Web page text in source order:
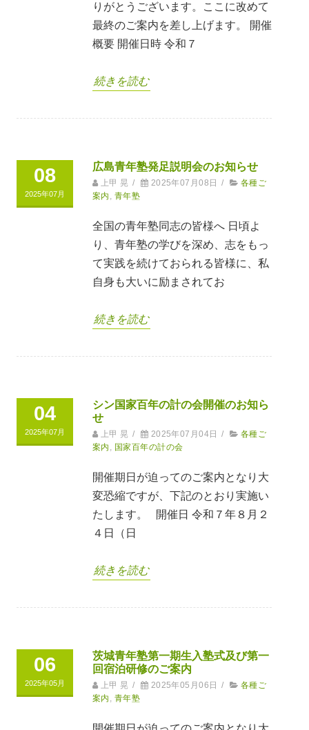
りがとうございます。ここに改めて
最終のご案内を差し上げます。 開催
概要 開催日時 令和７
続きを読む
08
2025年07月
広島青年塾発足説明会のお知らせ
上甲 晃 / 2025年07月08日 /
各種ご
案内
青年塾
全国の青年塾同志の皆様へ 日頃よ
り、青年塾の学びを深め、志をもっ
て実践を続けておられる皆様に、私
自身も大いに励まされてお
続きを読む
04
2025年07月
シン国家百年の計の会開催のお知ら
せ
上甲 晃 / 2025年07月04日 /
各種ご
案内
国家百年の計の会
開催期日が迫ってのご案内となり大
変恐縮ですが、下記のとおり実施い
たします。 開催日 令和７年８月２
４日（日
続きを読む
06
2025年05月
茨城青年塾第一期生入塾式及び第一
回宿泊研修のご案内
上甲 晃 / 2025年05月06日 /
各種ご
案内
青年塾